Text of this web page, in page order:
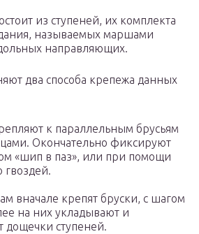
из ступеней, их комплекта
называемых маршами
направляющих.
два способа крепежа данных
к параллельным брусьям
Окончательно фиксируют
«шип в паз», или при помощи
гвоздей.
вначале крепят бруски, с шагом
на них укладывают и
дощечки ступеней.